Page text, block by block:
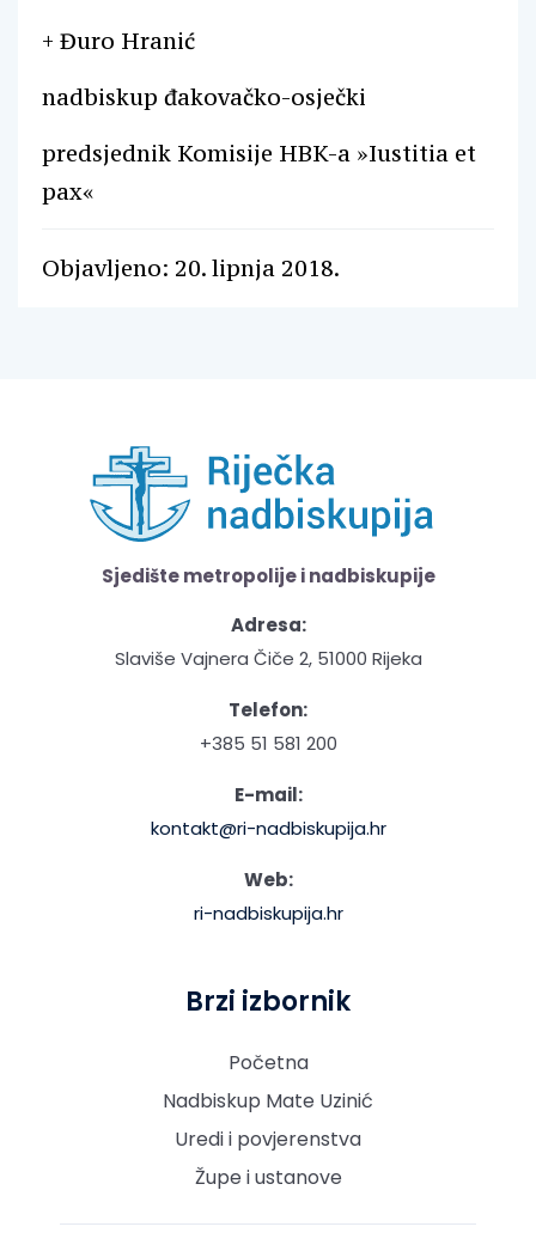
+ Đuro Hranić
nadbiskup đakovačko-osječki
predsjednik Komisije HBK-a »Iustitia et
pax«
Objavljeno: 20. lipnja 2018.
Sjedište metropolije i nadbiskupije
Adresa:
Slaviše Vajnera Čiče 2, 51000 Rijeka
Telefon:
+385 51 581 200
E-mail:
kontakt@ri-nadbiskupija.hr
Web:
ri-nadbiskupija.hr
Brzi izbornik
Početna
Nadbiskup Mate Uzinić
Uredi i povjerenstva
Župe i ustanove